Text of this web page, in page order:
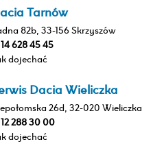
Tarnów
82b, 33-156 Skrzyszów
14 628 45 45
dojechać
Dacia Wieliczka
26d, 32-020 Wieliczka
12 288 30 00
dojechać